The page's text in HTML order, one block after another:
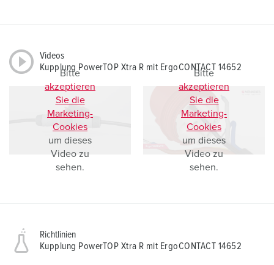
Videos
Kupplung PowerTOP Xtra R mit ErgoCONTACT 14652
Bitte
akzeptieren
Sie die
Marketing-
Cookies
um dieses
Video zu
sehen.
Bitte
akzeptieren
Sie die
Marketing-
Cookies
um dieses
Video zu
sehen.
Richtlinien
Kupplung PowerTOP Xtra R mit ErgoCONTACT 14652